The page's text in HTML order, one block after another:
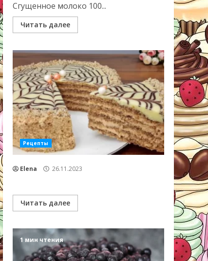
Сгущенное молоко 100...
Читать далее
Рецепты
Elena 26.11.2023
Читать далее
1 мин чтения